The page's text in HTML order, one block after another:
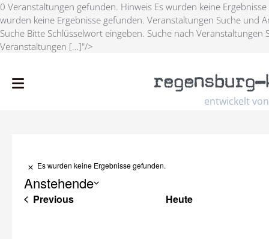
0 Veranstaltungen gefunden. Hinweis Es wurden keine
wurden keine Ergebnisse gefunden. Veranstaltungen Suche und
Suche Bitte Schlüsselwort eingeben. Suche nach Veranstaltungen
Veranstaltungen […]"/>
entwickelt von
regensburg–
HinweisEs wurden keine Ergebnisse gefunden.
Anstehende
Select
PreviousVeranstaltungen Heute